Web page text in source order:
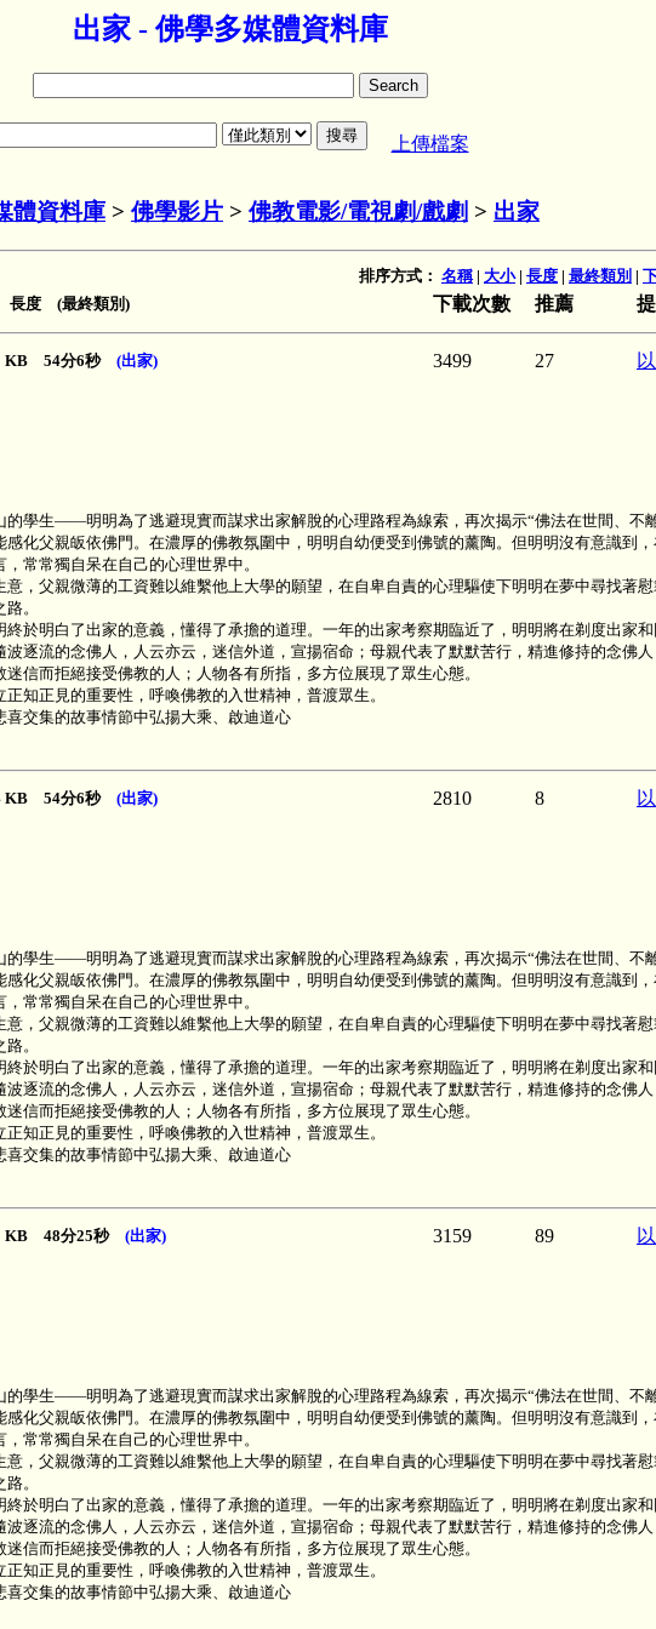
出家 - 佛學多媒體資料庫
上傳檔案
體資料庫 > 佛學影片 > 佛教電影/電視劇/戲劇 > 出家
排序方式： 名稱| 大小| 長度 | 最終類別 |
度 (最終類別) 下載次數 推薦
KB 54分6秒 (出家) 3499 27
學生——明明為了逃避現實而謀求出家解脫的心理路程為線索，再次揭示“佛法在世間、不
化父親皈依佛門。在濃厚的佛教氛圍中，明明自幼便受到佛號的薰陶。但明明沒有意識到
常常獨自呆在自己的心理世界中。
，父親微薄的工資難以維繫他上大學的願望，在自卑自責的心理驅使下明明在夢中尋找著
。
於明白了出家的意義，懂得了承擔的道理。一年的出家考察期臨近了，明明將在剃度出家
逐流的念佛人，人云亦云，迷信外道，宣揚宿命；母親代表了默默苦行，精進修持的念佛
信而拒絕接受佛教的人；人物各有所指，多方位展現了眾生心態。
知正見的重要性，呼喚佛教的入世精神，普渡眾生。
交集的故事情節中弘揚大乘、啟迪道心
KB 54分6秒 (出家) 2810 8
學生——明明為了逃避現實而謀求出家解脫的心理路程為線索，再次揭示“佛法在世間、不
化父親皈依佛門。在濃厚的佛教氛圍中，明明自幼便受到佛號的薰陶。但明明沒有意識到
常常獨自呆在自己的心理世界中。
，父親微薄的工資難以維繫他上大學的願望，在自卑自責的心理驅使下明明在夢中尋找著
。
於明白了出家的意義，懂得了承擔的道理。一年的出家考察期臨近了，明明將在剃度出家
逐流的念佛人，人云亦云，迷信外道，宣揚宿命；母親代表了默默苦行，精進修持的念佛
信而拒絕接受佛教的人；人物各有所指，多方位展現了眾生心態。
知正見的重要性，呼喚佛教的入世精神，普渡眾生。
交集的故事情節中弘揚大乘、啟迪道心
KB 48分25秒 (出家) 3159 89
學生——明明為了逃避現實而謀求出家解脫的心理路程為線索，再次揭示“佛法在世間、不
化父親皈依佛門。在濃厚的佛教氛圍中，明明自幼便受到佛號的薰陶。但明明沒有意識到
常常獨自呆在自己的心理世界中。
，父親微薄的工資難以維繫他上大學的願望，在自卑自責的心理驅使下明明在夢中尋找著
。
於明白了出家的意義，懂得了承擔的道理。一年的出家考察期臨近了，明明將在剃度出家
逐流的念佛人，人云亦云，迷信外道，宣揚宿命；母親代表了默默苦行，精進修持的念佛
信而拒絕接受佛教的人；人物各有所指，多方位展現了眾生心態。
知正見的重要性，呼喚佛教的入世精神，普渡眾生。
交集的故事情節中弘揚大乘、啟迪道心